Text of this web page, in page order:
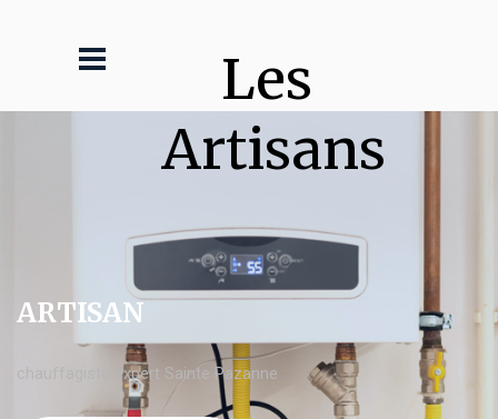
Les
Artisans
ARTISAN
chauffagiste expert Sainte Pazanne